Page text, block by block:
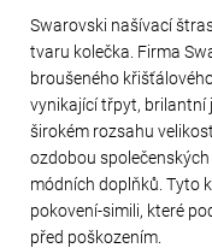
Swarovski našívací
tvaru kolečka. Firma
broušeného
vynikající třpyt, brilantní
širokém rozsahu
ozdobou
módních doplňků. Tyto
pokovení-simili, které
před poškozením.
HT2
30
G
169